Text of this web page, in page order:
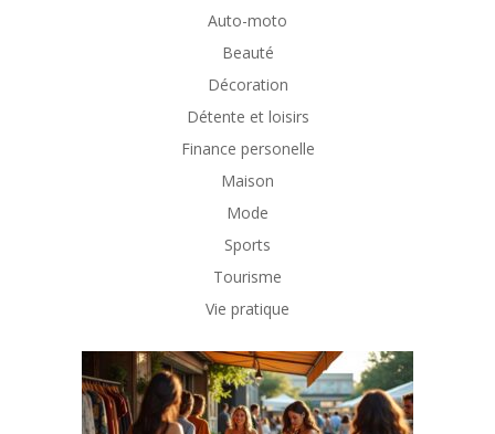
Auto-moto
Beauté
Décoration
Détente et loisirs
Finance personelle
Maison
Mode
Sports
Tourisme
Vie pratique